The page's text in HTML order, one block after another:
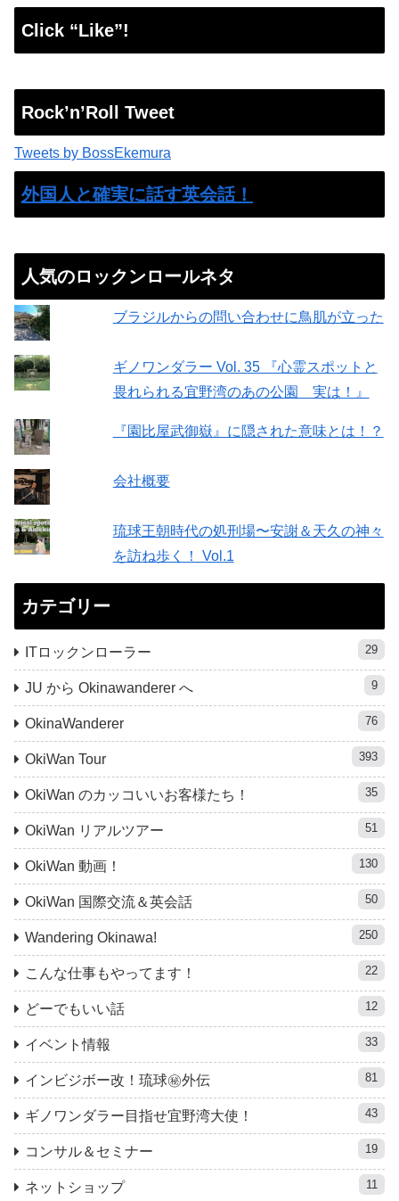
Click “Like”!
Rock’n’Roll Tweet
Tweets by BossEkemura
外国人と確実に話す英会話！
人気のロックンロールネタ
ブラジルからの問い合わせに鳥肌が立った
ギノワンダラー Vol. 35 『心霊スポットと
畏れられる宜野湾のあの公園 実は！』
『園比屋武御嶽』に隠された意味とは！？
会社概要
琉球王朝時代の処刑場〜安謝＆天久の神々
を訪ね歩く！ Vol.1
カテゴリー
ITロックンローラー 29
JU から Okinawanderer へ 9
OkinaWanderer 76
OkiWan Tour 393
OkiWan のカッコいいお客様たち！ 35
OkiWan リアルツアー 51
OkiWan 動画！ 130
OkiWan 国際交流＆英会話 50
Wandering Okinawa! 250
こんな仕事もやってます！ 22
どーでもいい話 12
イベント情報 33
インビジボー改！琉球㊙︎外伝 81
ギノワンダラー目指せ宜野湾大使！ 43
コンサル＆セミナー 19
ネットショップ 11